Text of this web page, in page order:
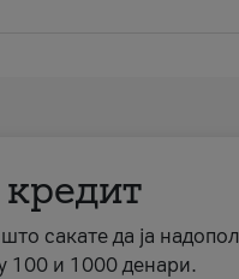
што сакате да ја
100 и 1000 денари.